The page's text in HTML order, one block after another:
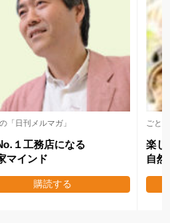
後藤坂の「日刊メルマガ」
地域No.１工務店になる
企業家マインド
購読する